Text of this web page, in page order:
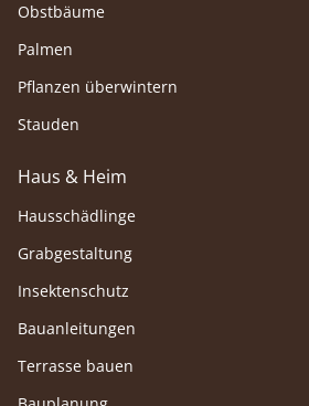
Obstbäume
Palmen
Pflanzen überwintern
Stauden
Haus & Heim
Hausschädlinge
Grabgestaltung
Insektenschutz
Bauanleitungen
Terrasse bauen